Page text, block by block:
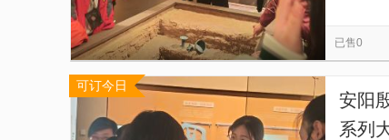
浏
览
信
息
太行屋脊景区 河南宝泉大峡谷
安阳动物园 安阳河 万泉湖
洪谷山风景区 万仙山景区
安阳华翔通航通用航空跳伞基地 柏尖山景区
已售0
可订今日
安阳
系列